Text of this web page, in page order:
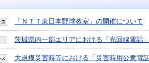
「ＮＴＴ東日本野球教室」の開催について
茨城県内一部エリアにおける「光回線電話
大規模災害時等における「災害時用公衆電